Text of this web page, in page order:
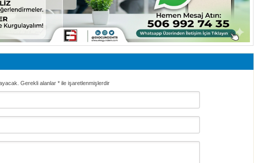
Gerekli alanlar * ile işaretlenmişlerdir